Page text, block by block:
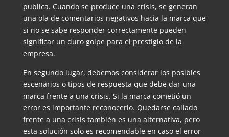
publica. Cuando se produce una crisis, se generan
una ola de comentarios negativos hacia la marca que
si no se sabe responder correctamente pueden
significar un duro golpe para el prestigio de la
empresa.
En segundo lugar, debemos considerar los posibles
escenarios o tipos de respuesta que debe dar una
marca frente a una crisis. Si la marca cometió un
error es importante reconocerlo. Quedarse callado
frente a una crisis también es una alternativa, pero
esta solución solo es recomendable en caso el error